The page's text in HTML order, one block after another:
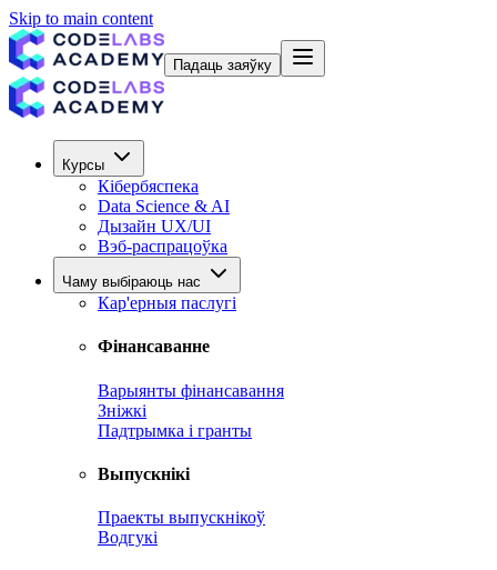
Skip to main content
Падаць заяўку
Курсы
Кібербяспека
Data Science & AI
Дызайн UX/UI
Вэб-распрацоўка
Чаму выбіраюць нас
Кар'ерныя паслугі
Фінансаванне
Варыянты фінансавання
Зніжкі
Падтрымка і гранты
Выпускнікі
Праекты выпускнікоў
Водгукі